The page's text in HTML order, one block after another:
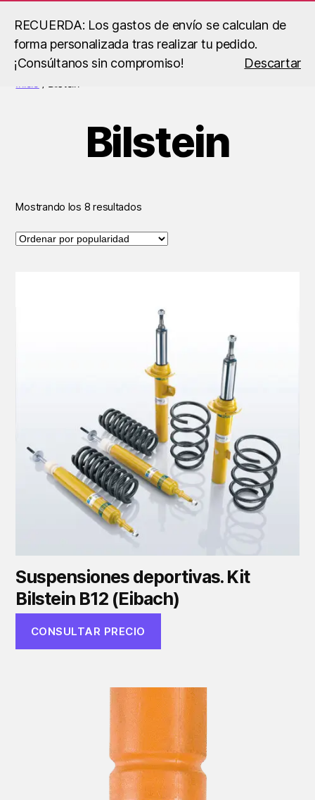
RECUERDA: Los gastos de envío se calculan de
forma personalizada tras realizar tu pedido.
¡Consúltanos sin compromiso!
Descartar
Buscar
B.S
Bilstein
Mostrando los 8 resultadosOrdenado
popularidad
Suspensiones deportivas. Kit
Bilstein B12 (Eibach)
CONSULTAR PRECIO